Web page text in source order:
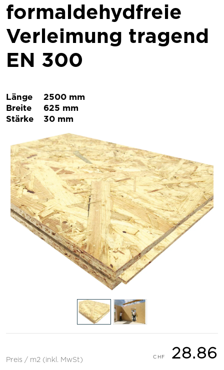
formaldehydfreie
Verleimung tragend
EN 300
Länge
2500 mm
Breite
625 mm
Stärke
30 mm
Preis / m2 (inkl. MwSt) 28.86